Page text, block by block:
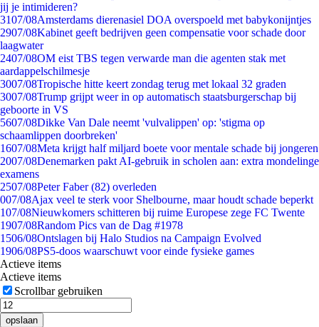
jij je intimideren?
3107/08Amsterdams dierenasiel DOA overspoeld met babykonijntjes
2907/08Kabinet geeft bedrijven geen compensatie voor schade door
laagwater
2407/08OM eist TBS tegen verwarde man die agenten stak met
aardappelschilmesje
3007/08Tropische hitte keert zondag terug met lokaal 32 graden
3007/08Trump grijpt weer in op automatisch staatsburgerschap bij
geboorte in VS
5607/08Dikke Van Dale neemt 'vulvalippen' op: 'stigma op
schaamlippen doorbreken'
1607/08Meta krijgt half miljard boete voor mentale schade bij jongeren
2007/08Denemarken pakt AI-gebruik in scholen aan: extra mondelinge
examens
2507/08Peter Faber (82) overleden
007/08Ajax veel te sterk voor Shelbourne, maar houdt schade beperkt
107/08Nieuwkomers schitteren bij ruime Europese zege FC Twente
1907/08Random Pics van de Dag #1978
1506/08Ontslagen bij Halo Studios na Campaign Evolved
1906/08PS5-doos waarschuwt voor einde fysieke games
Actieve items
Actieve items
Scrollbar gebruiken
opslaan